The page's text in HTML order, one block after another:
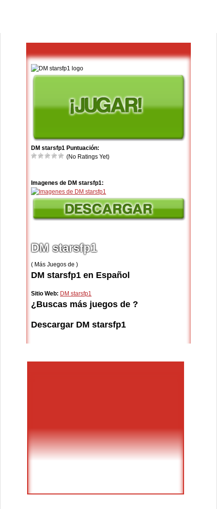
DM starsfp1 Puntuación:
(No Ratings Yet)
Imagenes de DM starsfp1:
DM starsfp1
( Más Juegos de )
DM starsfp1 en Español
Sitio Web: DM starsfp1
¿Buscas más juegos de ?
Descargar DM starsfp1